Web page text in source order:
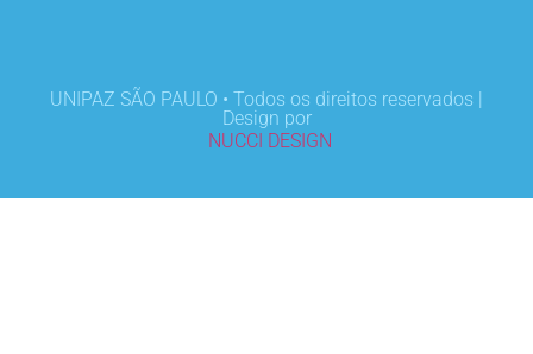
UNIPAZ SÃO PAULO • Todos os direitos reservados |
Design por
NUCCI DESIGN